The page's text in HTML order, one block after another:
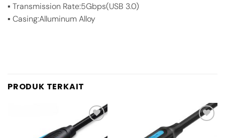
▪️ Transmission Rate:5Gbps(USB 3.0)
▪️ Casing:Alluminum Alloy
PRODUK TERKAIT